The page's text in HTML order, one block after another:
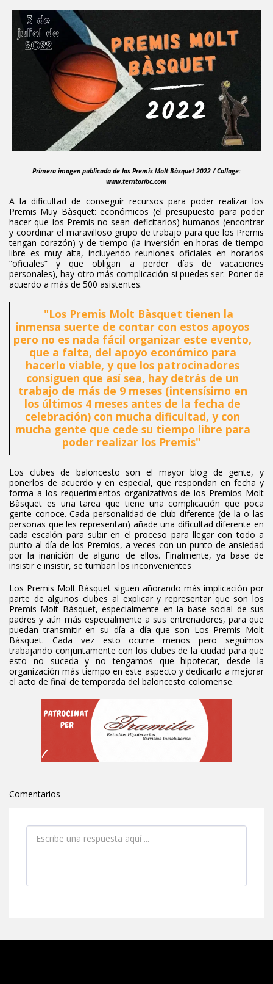
Primera imagen publicada de los Premis Molt Bàsquet 2022 / Collage:
www.territoribc.com
A la dificultad de conseguir recursos para poder realizar los
Premis Muy Bàsquet: económicos (el presupuesto para poder
hacer que los Premis no sean deficitarios) humanos (encontrar
y coordinar el maravilloso grupo de trabajo para que los Premis
tengan corazón) y de tiempo (la inversión en horas de tiempo
libre es muy alta, incluyendo reuniones oficiales en horarios
“oficiales” y que obligan a perder días de vacaciones
personales), hay otro más complicación si puedes ser: Poner de
acuerdo a más de 500 asistentes.
"Los Premis Molt Bàsquet tienen la
inmensa suerte de contar con estos apoyos
pero no es nada fácil organizar este evento,
que a falta, del apoyo económico para
hacerlo viable, y que los patrocinadores
consiguen que así sea, hay detrás de un
trabajo de más de 9 meses (intensísimo en
los últimos 4 meses antes de la fecha de
celebración) con mucha dificultad, y con
mucha gente que cede su tiempo libre para
poder realizar los Premis"
Los clubes de baloncesto son el mayor blog de gente, y
ponerlos de acuerdo y en especial, que respondan en fecha y
forma a los requerimientos organizativos de los Premios Molt
Bàsquet es una tarea que tiene una complicación que poca
gente conoce. Cada personalidad de club diferente (de la o las
personas que les representan) añade una dificultad diferente en
cada escalón para subir en el proceso para llegar con todo a
punto al día de los Premios, a veces con un punto de ansiedad
por la inanición de alguno de ellos. Finalmente, ya base de
insistir e insistir, se tumban los inconvenientes
Los Premis Molt Bàsquet siguen añorando más implicación por
parte de algunos clubes al explicar y representar que son los
Premis Molt Bàsquet, especialmente en la base social de sus
padres y aún más especialmente a sus entrenadores, para que
puedan transmitir en su día a día que son Los Premis Molt
Bàsquet. Cada vez esto ocurre menos pero seguimos
trabajando conjuntamente con los clubes de la ciudad para que
esto no suceda y no tengamos que hipotecar, desde la
organización más tiempo en este aspecto y dedicarlo a mejorar
el acto de final de temporada del baloncesto colomense.
Comentarios